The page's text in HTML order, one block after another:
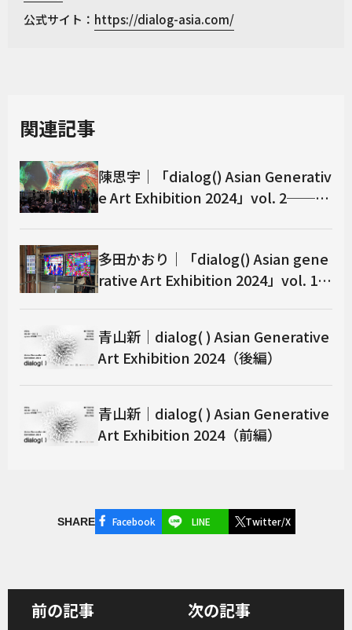
公式サイト： https://dialog-asia.com/
関連記事
陳思宇｜「dialog() Asian Generativ
e Art Exhibition 2024」vol. 2──台
多田かおり｜「dialog() Asian gene
rative Art Exhibition 2024」vol. 1─
青山新｜dialog( ) Asian Generative
Art Exhibition 2024（後編）
青山新｜dialog( ) Asian Generative
Art Exhibition 2024（前編）
SHARE Facebook LINE Twitter/X
前の記事 次の記事